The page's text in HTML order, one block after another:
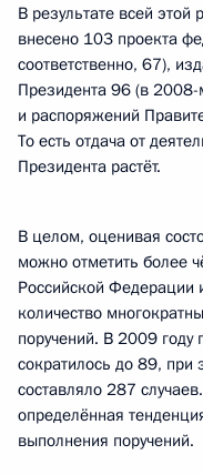
В результате всей
внесено 103 проекта
соответственно, 67),
Президента 96 (в
и распоряжений
То есть отдача от
Президента растёт.
В целом, оценивая
можно отметить более
Российской Федерации
количество
поручений. В 2009 году
сократилось до 89, при
составляло 287
определённая
выполнения поручений.